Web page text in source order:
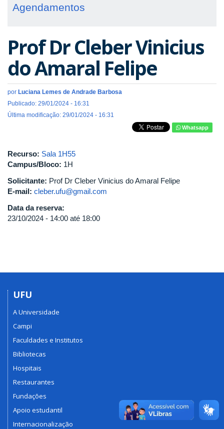
Agendamentos
Prof Dr Cleber Vinicius
do Amaral Felipe
por Luciana Lemes de Andrade Barbosa
Publicado: 29/01/2024 - 16:31
Última modificação: 29/01/2024 - 16:31
Whatsapp
Recurso: Sala 1H55
Campus/Bloco: 1H
Solicitante: Prof Dr Cleber Vinicius do Amaral Felipe
E-mail: cleber.ufu@gmail.com
Data da reserva:
23/10/2024 - 14:00 até 18:00
UFU
A Universidade
Campi
Faculdades e Institutos
Bibliotecas
Hospitais
Restaurantes
Fundações
Apoio estudantil
Internacionalização